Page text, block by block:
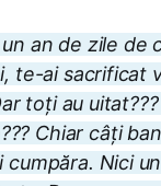
an de zile de
te-ai sacrificat
toți au
Chiar câți
cumpăra. Nici